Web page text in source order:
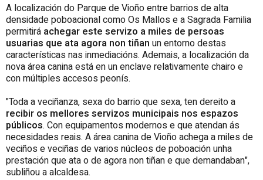
A localización do Parque de Vioño entre barrios de alta
densidade poboacional como Os Mallos e a Sagrada Familia
permitirá achegar este servizo a miles de persoas
usuarias que ata agora non tiñan un entorno destas
características nas inmediacións. Ademais, a localización da
nova área canina está en un enclave relativamente chairo e
con múltiples accesos peonís.
"Toda a veciñanza, sexa do barrio que sexa, ten dereito a
recibir os mellores servizos municipais nos espazos
públicos. Con equipamentos modernos e que atendan ás
necesidades reais. A área canina de Vioño achega a miles de
veciños e veciñas de varios núcleos de poboación unha
prestación que ata o de agora non tiñan e que demandaban",
subliñou a alcaldesa.